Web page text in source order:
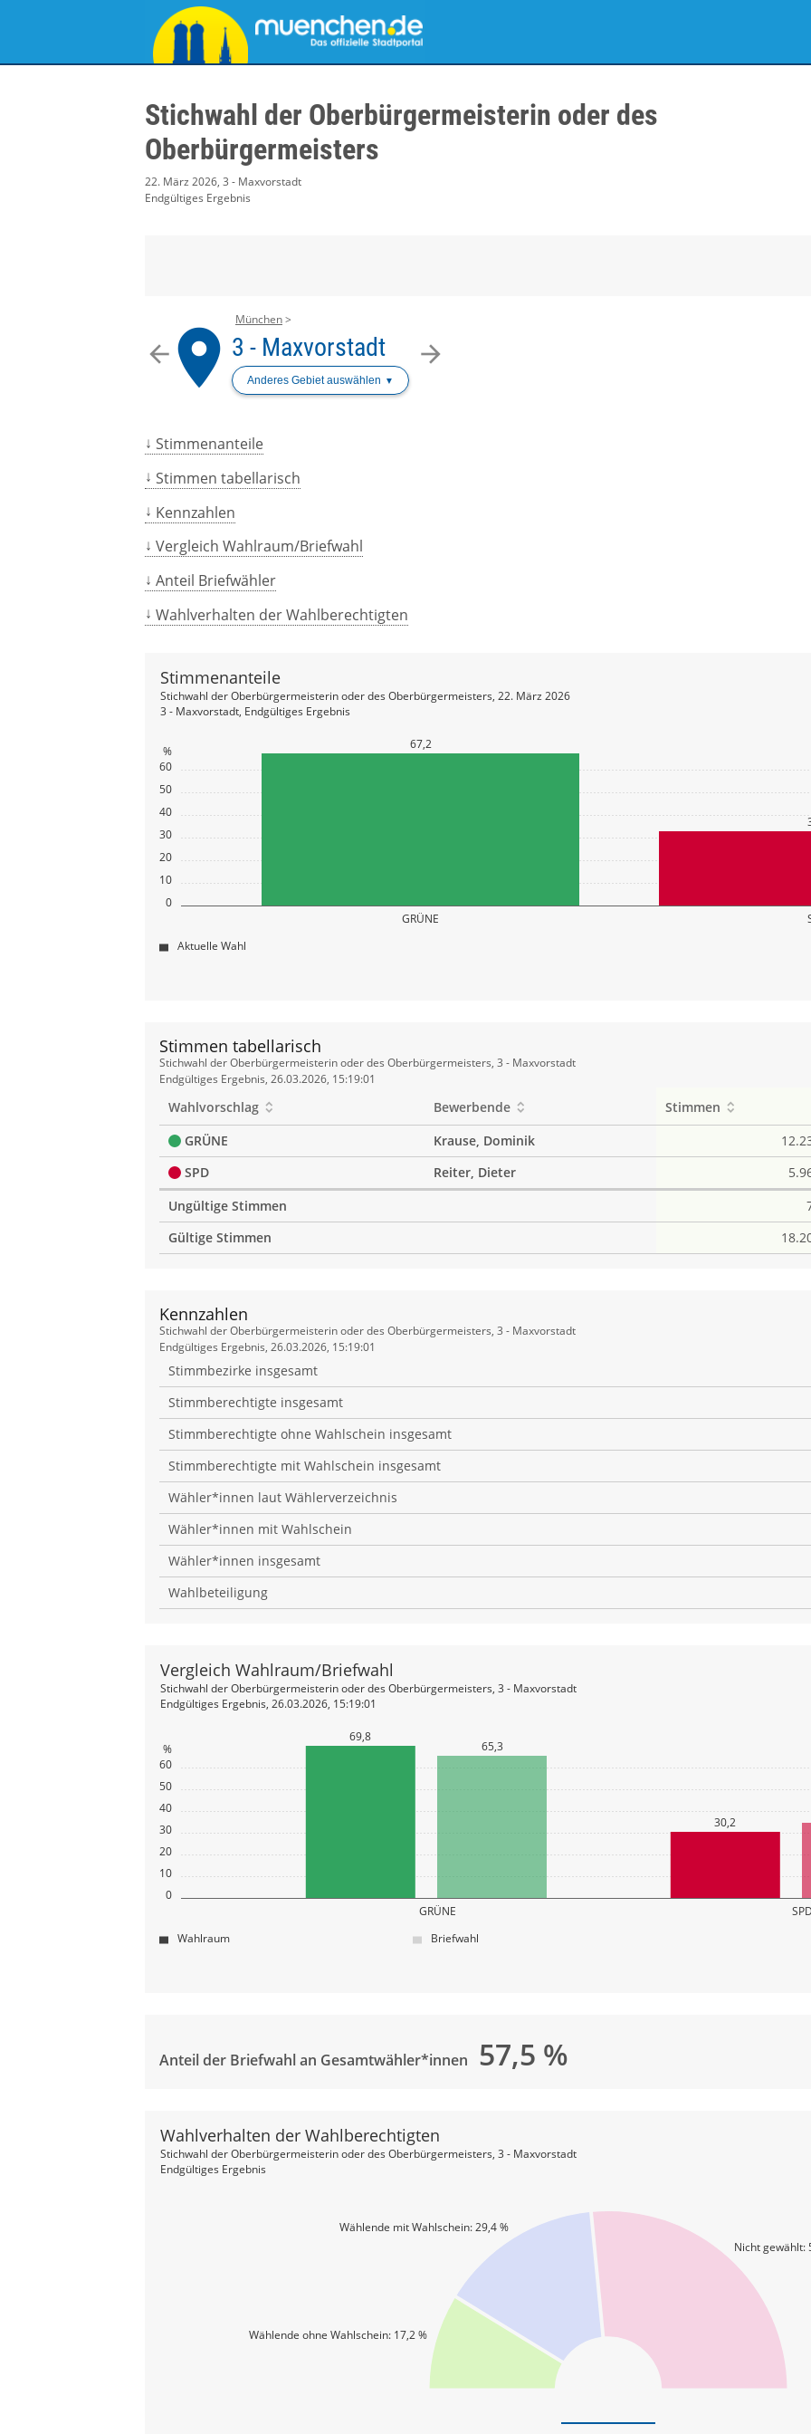
Stichwahl der Oberbürgermeisterin oder des
Oberbürgermeisters
22. März 2026, 3 - Maxvorstadt
Endgültiges Ergebnis
arrow_back arrow_forward
place
München
3 - Maxvorstadt
Anderes Gebiet auswählen
Stimmenanteile
Stimmen tabellarisch
Kennzahlen
Vergleich Wahlraum/Briefwahl
Anteil Briefwähler
Wahlverhalten der Wahlberechtigten
0
10
20
30
40
50
60
%
GRÜNE
67,2
Stimmenanteile
Stichwahl der Oberbürgermeisterin oder des Oberbürgermeisters, 22. März 2026
3 - Maxvorstadt, Endgültiges Ergebnis
Aktuelle Wahl
Stimmen tabellarisch
Stimmen
tabellarisch
Stichwahl der Oberbürgermeisterin oder des Oberbürgermeisters, 3 - Maxvorstadt
Endgültiges Ergebnis, 26.03.2026, 15:19:01
Wahlvorschlag Bewerbende Stimmen
GRÜNE
Krause, Dominik
SPD
Reiter, Dieter
Ungültige Stimmen
Gültige Stimmen
Kennzahlen
Kennzahlen
Stichwahl der Oberbürgermeisterin oder des Oberbürgermeisters, 3 - Maxvorstadt
Endgültiges Ergebnis, 26.03.2026, 15:19:01
Stimmbezirke insgesamt
Stimmberechtigte insgesamt
Stimmberechtigte ohne Wahlschein insgesamt
Stimmberechtigte mit Wahlschein insgesamt
Wähler*innen laut Wählerverzeichnis
Wähler*innen mit Wahlschein
Wähler*innen insgesamt
Wahlbeteiligung
0
10
20
30
40
50
60
%
GRÜNE SPD
65,3
69,8
30,2
Vergleich Wahlraum/Briefwahl
Stichwahl der Oberbürgermeisterin oder des Oberbürgermeisters, 3 - Maxvorstadt
Endgültiges Ergebnis, 26.03.2026, 15:19:01
Wahlraum Briefwahl
Anteil der Briefwahl an Gesamtwähler*innen 57,5 %
Wählende ohne Wahlschein: 17,2 %
Wählende mit Wahlschein: 29,4 %
Nicht gewählt:
Wahlverhalten der Wahlberechtigten
Stichwahl der Oberbürgermeisterin oder des Oberbürgermeisters, 3 - Maxvorstadt
Endgültiges Ergebnis